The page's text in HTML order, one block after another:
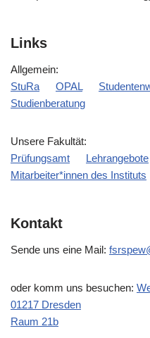
Links
Allgemein:
StuRa
OPAL
Studienberatung
Unsere Fakultät:
Prüfungsamt
Lehrangebote
Mitarbeiter*innen des Instituts
Kontakt
Sende uns eine Mail:
oder komm uns besuchen:
01217 Dresden
Raum 21b